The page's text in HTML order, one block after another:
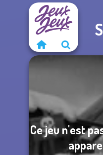
Ce jeu n'est